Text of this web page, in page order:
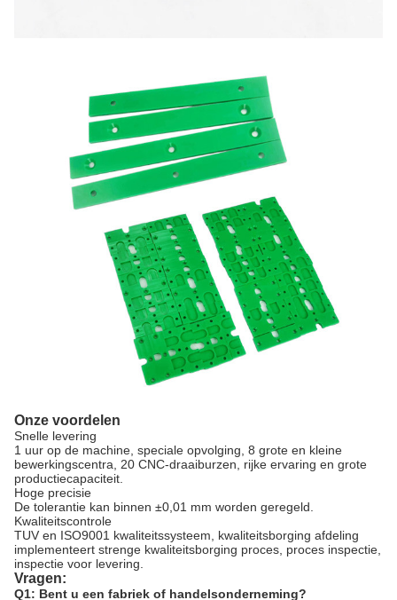
Onze voordelen
Snelle levering
1 uur op de machine, speciale opvolging, 8 grote en kleine
bewerkingscentra, 20 CNC-draaiburzen, rijke ervaring en grote
productiecapaciteit.
Hoge precisie
De tolerantie kan binnen ±0,01 mm worden geregeld.
Kwaliteitscontrole
TUV en ISO9001 kwaliteitssysteem, kwaliteitsborging afdeling
implementeert strenge kwaliteitsborging proces, proces inspectie,
inspectie voor levering.
Vragen:
Q1: Bent u een fabriek of handelsonderneming?